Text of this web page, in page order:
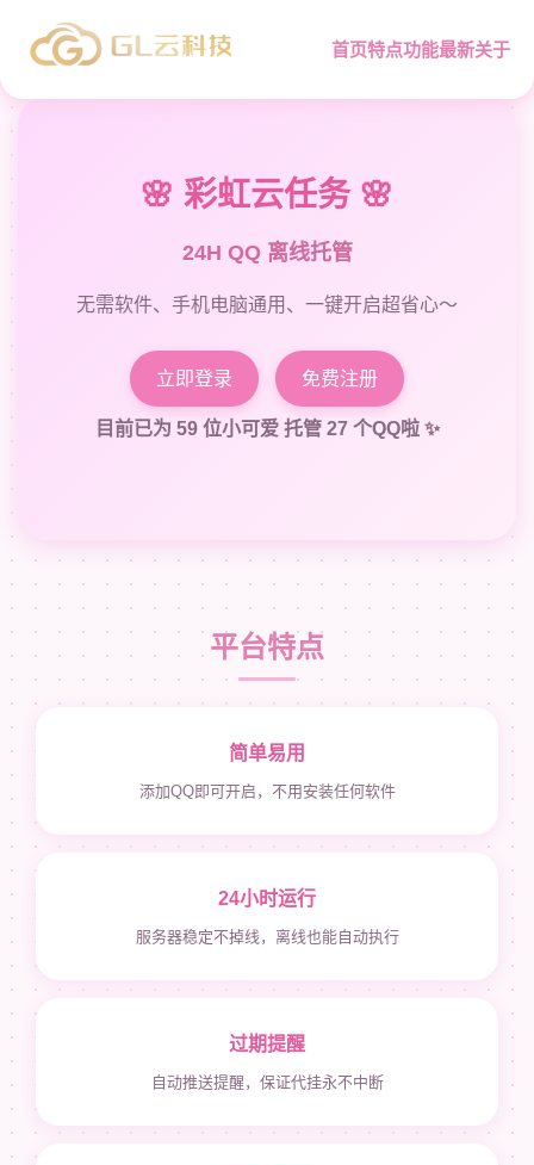
首页特点功能最新关于
🌸 彩虹云任务 🌸
24H QQ 离线托管
无需软件、手机电脑通用、一键开启超省心～
立即登录 免费注册
目前已为 59 位小可爱 托管 27 个QQ啦 ✨
平台特点
简单易用
添加QQ即可开启，不用安装任何软件
24小时运行
服务器稳定不掉线，离线也能自动执行
过期提醒
自动推送提醒，保证代挂永不中断